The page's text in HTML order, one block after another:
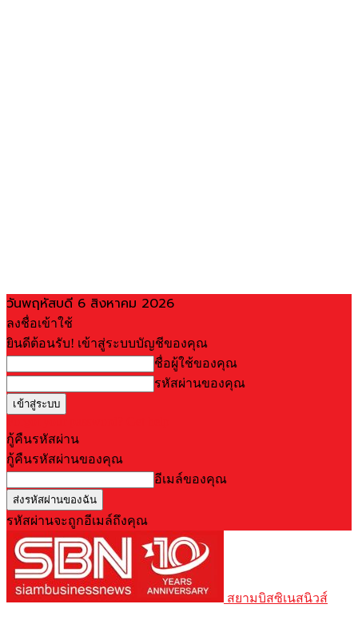
วันพฤหัสบดี 6 สิงหาคม 2026
ลงชื่อเข้าใช้
ยินดีต้อนรับ! เข้าสู่ระบบบัญชีของคุณ
ชื่อผู้ใช้ของคุณ
รหัสผ่านของคุณ
กู้คืนรหัสผ่าน
กู้คืนรหัสผ่านของคุณ
อีเมล์ของคุณ
รหัสผ่านจะถูกอีเมล์ถึงคุณ
สยามบิสซิเนสนิวส์